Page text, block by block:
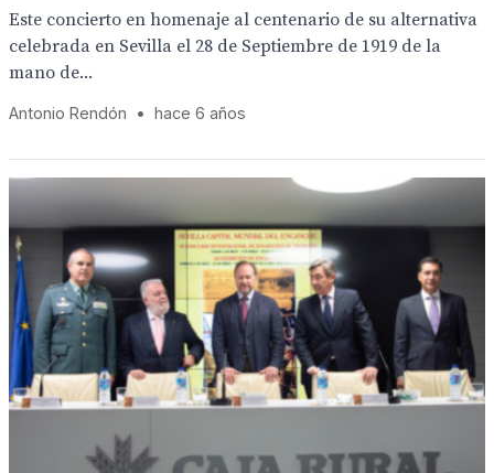
Este concierto en homenaje al centenario de su alternativa
celebrada en Sevilla el 28 de Septiembre de 1919 de la
mano de...
Antonio Rendón • hace 6 años